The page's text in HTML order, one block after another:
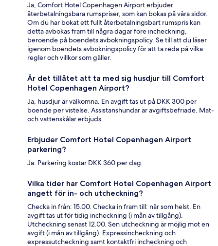
Ja, Comfort Hotel Copenhagen Airport erbjuder
återbetalningsbara rumspriser, som kan bokas på våra sidor.
Om du har bokat ett fullt återbetalningsbart rumspris kan
detta avbokas fram till några dagar före incheckning,
beroende på boendets avbokningspolicy. Se till att du läser
igenom boendets avbokningspolicy för att ta reda på vilka
regler och villkor som gäller.
Är det tillåtet att ta med sig husdjur till Comfort
Hotel Copenhagen Airport?
Ja, husdjur är välkomna. En avgift tas ut på DKK 300 per
boende per vistelse. Assistanshundar är avgiftsbefriade. Mat-
och vattenskålar erbjuds.
Erbjuder Comfort Hotel Copenhagen Airport
parkering?
Ja. Parkering kostar DKK 360 per dag.
Vilka tider har Comfort Hotel Copenhagen Airport
angett för in- och utcheckning?
Checka in från: 15.00. Checka in fram till: när som helst. En
avgift tas ut för tidig incheckning (i mån av tillgång).
Utcheckning senast 12.00. Sen utcheckning är möjlig mot en
avgift (i mån av tillgång). Expressincheckning och
expressutcheckning samt kontaktfri incheckning och